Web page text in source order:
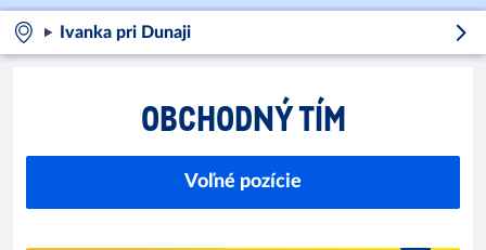
Ivanka pri Dunaji
OBCHODNÝ TÍM
Voľné pozície